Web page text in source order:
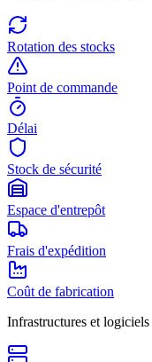
Rotation des stocks
Point de commande
Délai
Stock de sécurité
Espace d'entrepôt
Frais d'expédition
Coût de fabrication
Infrastructures et logiciels